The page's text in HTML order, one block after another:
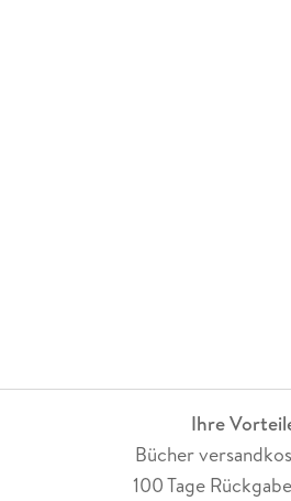
Ihre
Bücher
100 Tage